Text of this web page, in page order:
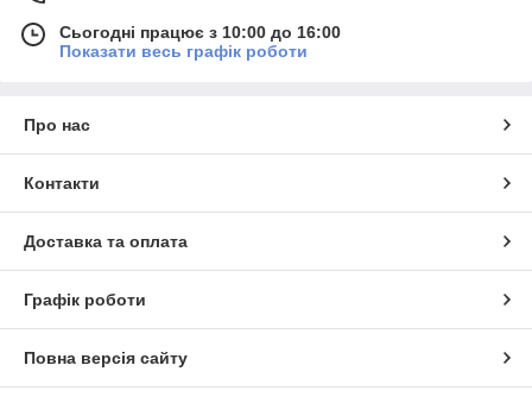
Сьогодні працює з 10:00 до 16:00
Показати весь графік роботи
Про нас
Контакти
Доставка та оплата
Графік роботи
Повна версія сайту